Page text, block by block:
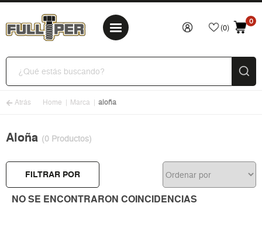
(0)
0
Atrás Home Marca aloña
Aloña (0 Productos)
FILTRAR POR
NO SE ENCONTRARON COINCIDENCIAS